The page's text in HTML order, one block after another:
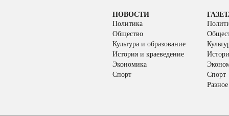
НОВОСТИ
Политика
Общество
Культура и образование
История и краеведение
Экономика
Спорт
Спорт
Разное